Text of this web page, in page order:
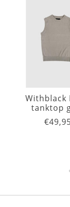
Withblack
tanktop